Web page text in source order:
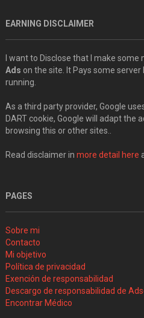
EARNING DISCLAIMER
I want to Disclose that I make some
Ads on the site. It Pays some
running.
As a third party provider, Google
DART cookie, Google will adapt the
browsing this or other sites..
Read disclaimer in more detail here
PAGES
Sobre mi
Contacto
Mi objetivo
Política de privacidad
Exención de responsabilidad
Descargo de responsabilidad de
Encontrar Médico